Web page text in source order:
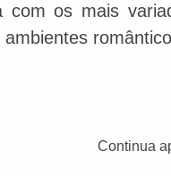
com os mais
Continua